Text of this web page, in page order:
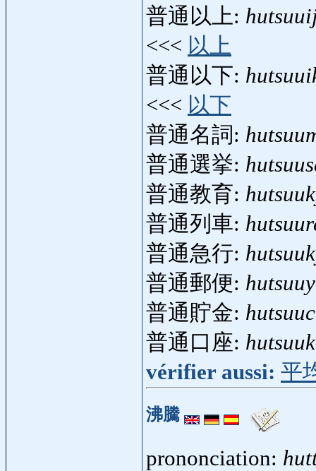
普通以上:
<<< 以上
普通以下:
<<< 以下
普通名詞:
普通選挙:
普通教育:
普通列車:
普通急行:
普通郵便:
普通貯金:
普通口座:
vérifier aussi: 平
沸騰
prononciation: